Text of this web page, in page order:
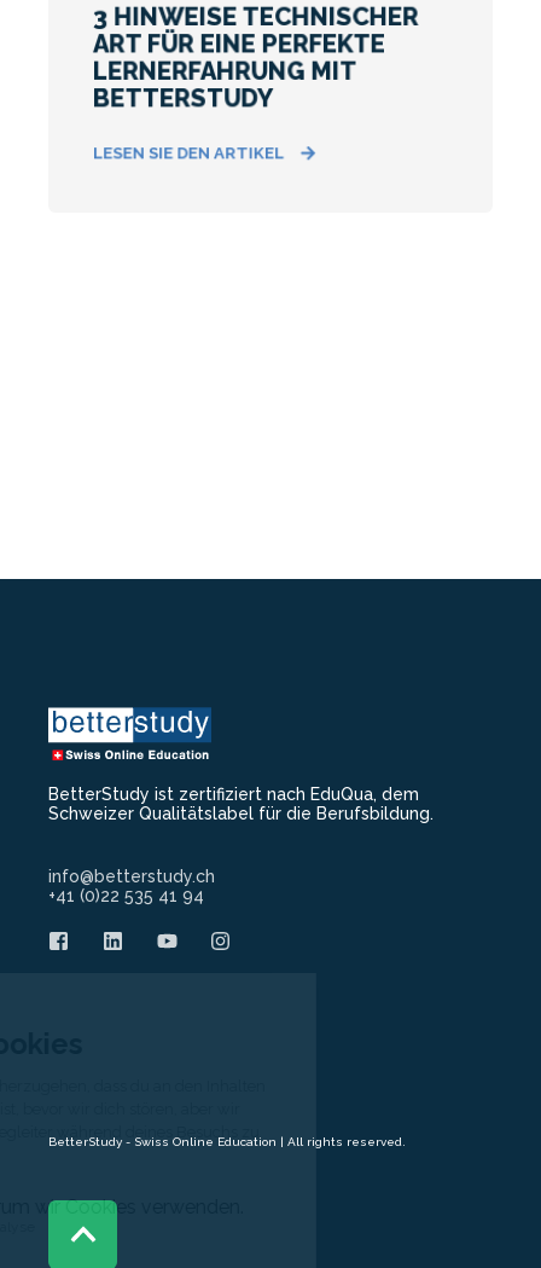
3 HINWEISE TECHNISCHER
ART FÜR EINE PERFEKTE
LERNERFAHRUNG MIT
BETTERSTUDY
LESEN SIE DEN ARTIKEL
BetterStudy ist zertifiziert nach EduQua, dem
Schweizer Qualitätslabel für die Berufsbildung.
info@betterstudy.ch
+41 (0)22 535 41 94
BetterStudy - Swiss Online Education | All rights reserved.